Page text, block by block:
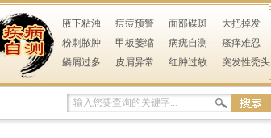
腋下粘浊 痘痘预警 面部碟斑
大把掉发
粉刺脓肿
甲板萎缩 病疣自测
瘙痒难忍
鳞屑过多
皮屑异常 红肿过敏 突发性秃头